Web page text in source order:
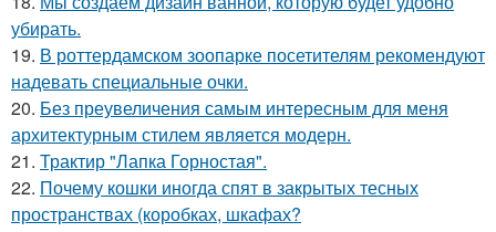
убирать.
19. В роттердамском зоопарке посетителям рекомендуют
надевать специальные очки.
20. Без преувеличения самым интересным для меня
архитектурным стилем является модерн.
21. Трактир "Лапка Горностая".
22. Почему кошки иногда спят в закрытых тесных
пространствах (коробках, шкафах?